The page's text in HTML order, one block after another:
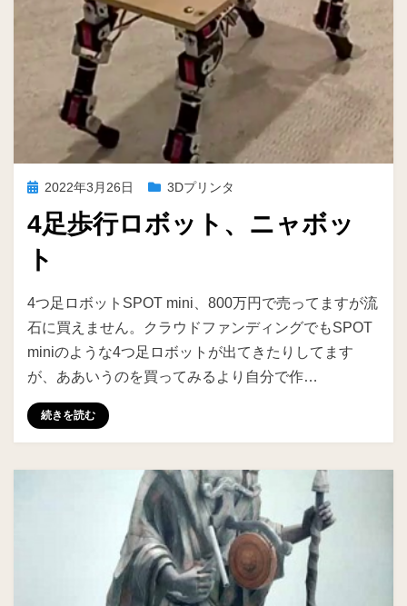
投
日:
2022年3月26日 3Dプリンタ
4足歩行ロボット、ニャボッ
ト
投稿者ike
4つ足ロボットSPOT mini、800万円で売ってますが流
石に買えません。クラウドファンディングでもSPOT
miniのような4つ足ロボットが出てきたりしてます
が、ああいうのを買ってみるより自分で作…
続きを読む